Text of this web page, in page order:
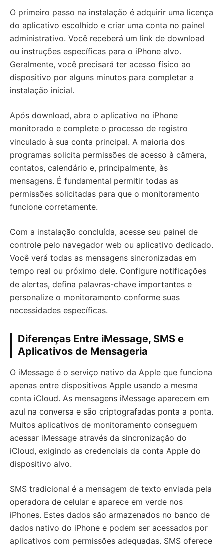
O primeiro passo na instalação é adquirir uma licença
do aplicativo escolhido e criar uma conta no painel
administrativo. Você receberá um link de download
ou instruções específicas para o iPhone alvo.
Geralmente, você precisará ter acesso físico ao
dispositivo por alguns minutos para completar a
instalação inicial.
Após download, abra o aplicativo no iPhone
monitorado e complete o processo de registro
vinculado à sua conta principal. A maioria dos
programas solicita permissões de acesso à câmera,
contatos, calendário e, principalmente, às
mensagens. É fundamental permitir todas as
permissões solicitadas para que o monitoramento
funcione corretamente.
Com a instalação concluída, acesse seu painel de
controle pelo navegador web ou aplicativo dedicado.
Você verá todas as mensagens sincronizadas em
tempo real ou próximo dele. Configure notificações
de alertas, defina palavras-chave importantes e
personalize o monitoramento conforme suas
necessidades específicas.
Diferenças Entre iMessage, SMS e
Aplicativos de Mensageria
O iMessage é o serviço nativo da Apple que funciona
apenas entre dispositivos Apple usando a mesma
conta iCloud. As mensagens iMessage aparecem em
azul na conversa e são criptografadas ponta a ponta.
Muitos aplicativos de monitoramento conseguem
acessar iMessage através da sincronização do
iCloud, exigindo as credenciais da conta Apple do
dispositivo alvo.
SMS tradicional é a mensagem de texto enviada pela
operadora de celular e aparece em verde nos
iPhones. Estes dados são armazenados no banco de
dados nativo do iPhone e podem ser acessados por
aplicativos com permissões adequadas. SMS oferece